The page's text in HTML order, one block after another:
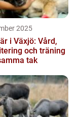
2025
i Växjö: Vård,
och träning
tak